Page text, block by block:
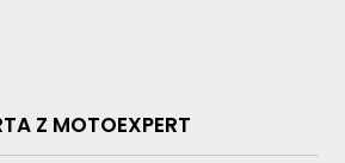
Z MOTOEXPERT